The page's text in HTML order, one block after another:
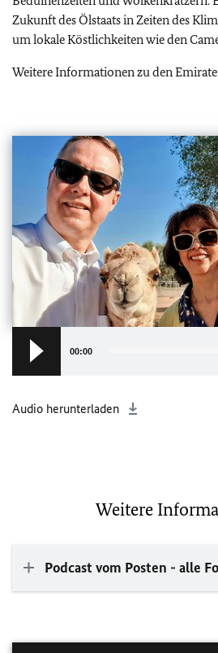
Zukunft des Ölstaats in Zeiten des
um lokale Köstlichkeiten wie den
Weitere Informationen zu den
Audio
Player
00:00
Audio herunterladen
Weitere
Podcast vom Posten - alle